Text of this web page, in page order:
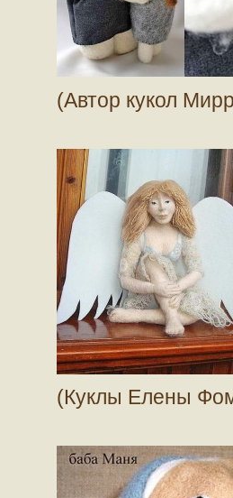
(Автор кукол
(Куклы Елены